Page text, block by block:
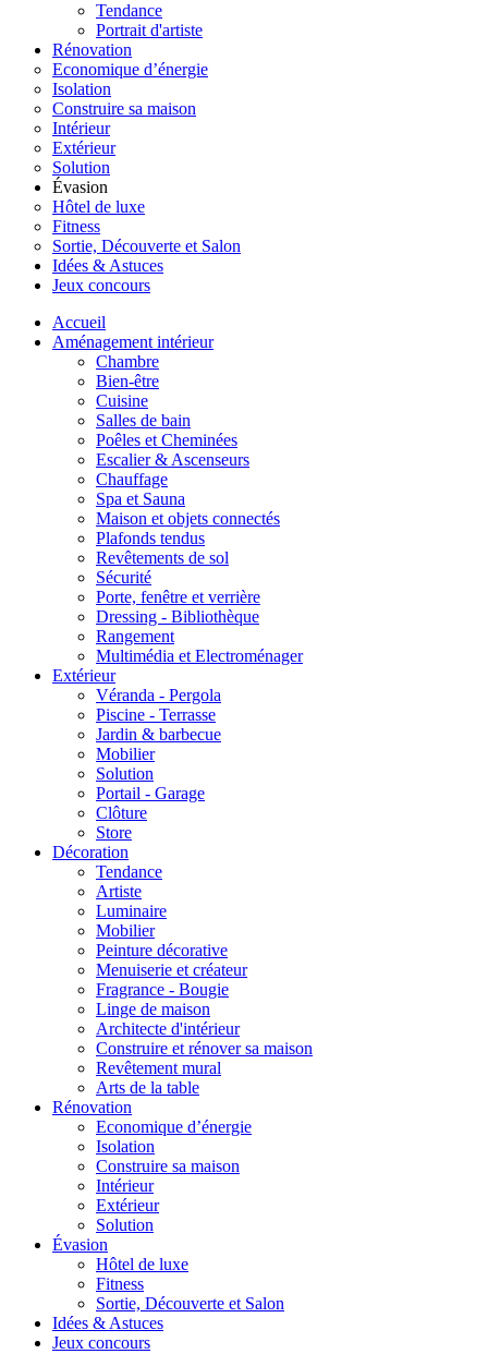
Tendance
Portrait d'artiste
Rénovation
Economique d’énergie
Isolation
Construire sa maison
Intérieur
Extérieur
Solution
Évasion
Hôtel de luxe
Fitness
Sortie, Découverte et Salon
Idées & Astuces
Jeux concours
Accueil
Aménagement intérieur
Chambre
Bien-être
Cuisine
Salles de bain
Poêles et Cheminées
Escalier & Ascenseurs
Chauffage
Spa et Sauna
Maison et objets connectés
Plafonds tendus
Revêtements de sol
Sécurité
Porte, fenêtre et verrière
Dressing - Bibliothèque
Rangement
Multimédia et Electroménager
Extérieur
Véranda - Pergola
Piscine - Terrasse
Jardin & barbecue
Mobilier
Solution
Portail - Garage
Clôture
Store
Décoration
Tendance
Artiste
Luminaire
Mobilier
Peinture décorative
Menuiserie et créateur
Fragrance - Bougie
Linge de maison
Architecte d'intérieur
Construire et rénover sa maison
Revêtement mural
Arts de la table
Rénovation
Economique d’énergie
Isolation
Construire sa maison
Intérieur
Extérieur
Solution
Évasion
Hôtel de luxe
Fitness
Sortie, Découverte et Salon
Idées & Astuces
Jeux concours